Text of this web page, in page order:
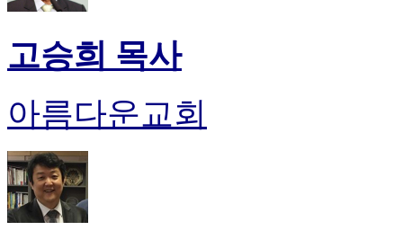
비
센
터
토
끼
프
진
후
기
고승희 목사
아름다운교회